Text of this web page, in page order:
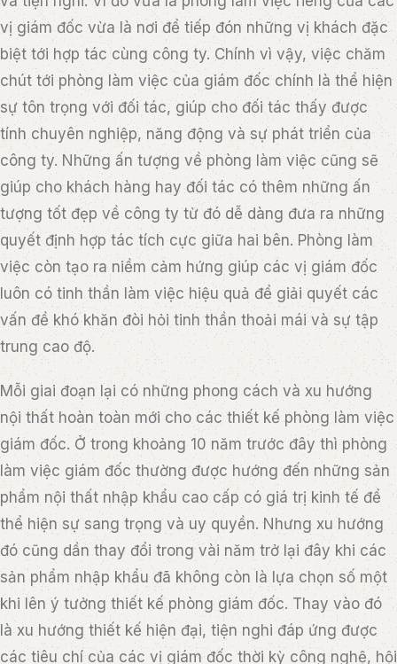
vị giám đốc vừa là nơi để tiếp đón những vị khách đặc
biệt tới hợp tác cùng công ty. Chính vì vậy, việc chăm
chút tới phòng làm việc của giám đốc chính là thể hiện
sự tôn trọng với đối tác, giúp cho đối tác thấy được
tính chuyên nghiệp, năng động và sự phát triển của
công ty. Những ấn tượng về phòng làm việc cũng sẽ
giúp cho khách hàng hay đối tác có thêm những ấn
tượng tốt đẹp về công ty từ đó dễ dàng đưa ra những
quyết định hợp tác tích cực giữa hai bên. Phòng làm
việc còn tạo ra niềm cảm hứng giúp các vị giám đốc
luôn có tinh thần làm việc hiệu quả để giải quyết các
vấn đề khó khăn đòi hỏi tinh thần thoải mái và sự tập
trung cao độ.
Mỗi giai đoạn lại có những phong cách và xu hướng
nội thất hoàn toàn mới cho các thiết kế phòng làm việc
giám đốc. Ở trong khoảng 10 năm trước đây thì phòng
làm việc giám đốc thường được hướng đến những sản
phẩm nội thất nhập khẩu cao cấp có giá trị kinh tế để
thể hiện sự sang trọng và uy quyền. Nhưng xu hướng
đó cũng dần thay đổi trong vài năm trở lại đây khi các
sản phẩm nhập khẩu đã không còn là lựa chọn số một
khi lên ý tưởng thiết kế phòng giám đốc. Thay vào đó
là xu hướng thiết kế hiện đại, tiện nghi đáp ứng được
các tiêu chí của các vị giám đốc thời kỳ công nghệ, hội